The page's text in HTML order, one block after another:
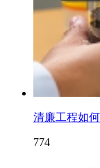
清廉工程如
774